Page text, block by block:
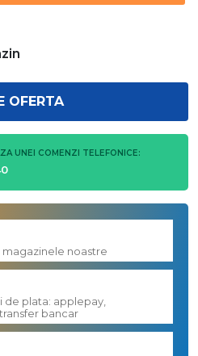
OFERTA
UNEI COMENZI TELEFONICE:
magazinele noastre
plata: applepay,
bancar